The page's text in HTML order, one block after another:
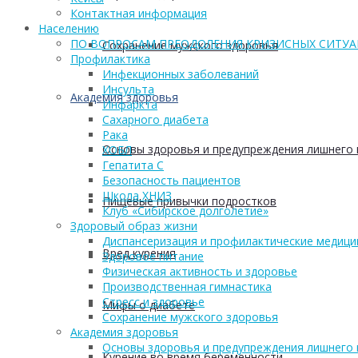
Сохранение мужского здоровья
Академия здоровья
Основы здоровья и предупреждения лишнего
Пищевые привычки подростков
Вред курения
Мифы о диабете
Контактная информация
Населению
ПО ВОПРОСАМ ПРЕОДОЛЕНИЯ КРИЗИСНЫХ
Профилактика
Инфекционных заболеваний
Инсульта
Инфаркта
Сахарного диабета
Рака
ХОБЛ
Гепатита С
Безопасность пациентов
Школа ХНИЗ
Клуб «Сибирское долголетие»
Здоровый образ жизни
Диспансеризация и профилактические
Здоровое питание
Физическая активность и здоровье
Производственная гимнастика
Стресс и здоровье
Сохранение мужского здоровья
Академия здоровья
Основы здоровья и предупреждения лишнего